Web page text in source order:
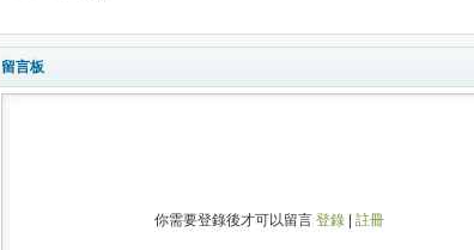
留言板
你需要登錄後才可以留言 登錄 註冊